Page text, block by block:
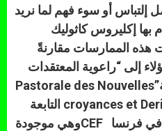
إلتباس أو سوء فهم لما نريد
بها إكليروس كاثوليك
الممارسات مقارنةً
إلى “راعوية المعتقدات
Pastorale des Nouvelles
croyances et التابعة
في فرنسا
CEFوهي موجودة